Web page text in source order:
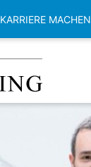
KARRIERE MACHEN